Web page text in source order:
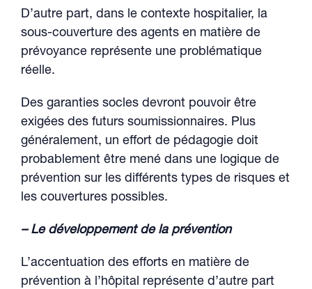
D’autre part, dans le contexte hospitalier, la
sous-couverture des agents en matière de
prévoyance représente une problématique
réelle.
Des garanties socles devront pouvoir être
exigées des futurs soumissionnaires. Plus
généralement, un effort de pédagogie doit
probablement être mené dans une logique de
prévention sur les différents types de risques et
les couvertures possibles.
– Le développement de la prévention
L’accentuation des efforts en matière de
prévention à l’hôpital représente d’autre part